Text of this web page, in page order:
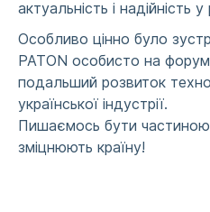
актуальність і надійність у
Особливо цінно було
PATON особисто на
подальший розвиток
української індустрії.
Пишаємось бути частиною
зміцнюють країну!